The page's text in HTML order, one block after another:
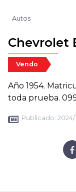
Autos
Chevrolet
Vendo
Año 1954.
toda prueba.
Publicado: 2024/